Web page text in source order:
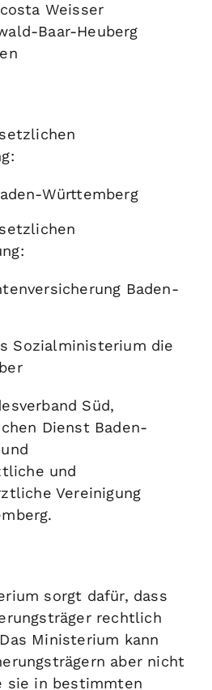
Weisser
Baar-Heuberg
Württemberg
Baden-
Sozialministerium die
Süd,
Dienst Baden-
und
Vereinigung
sorgt dafür, dass
rechtlich
Ministerium kann
aber nicht
sie in bestimmten